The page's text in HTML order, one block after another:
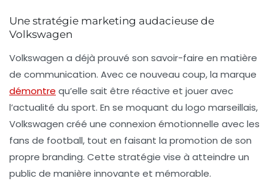
Une stratégie marketing audacieuse de
Volkswagen
Volkswagen a déjà prouvé son savoir-faire en matière
de communication. Avec ce nouveau coup, la marque
démontre qu’elle sait être réactive et jouer avec
l’actualité du sport. En se moquant du logo marseillais,
Volkswagen créé une connexion émotionnelle avec les
fans de football, tout en faisant la promotion de son
propre branding. Cette stratégie vise à atteindre un
public de manière innovante et mémorable.